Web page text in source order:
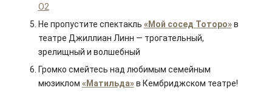
O2
Не пропустите спектакль «Мой сосед Тоторо»в
театре Джиллиан Линн — трогательный,
зрелищный и волшебный
Громко смейтесь над любимым семейным
мюзиклом «Матильда»в Кембриджском театре!